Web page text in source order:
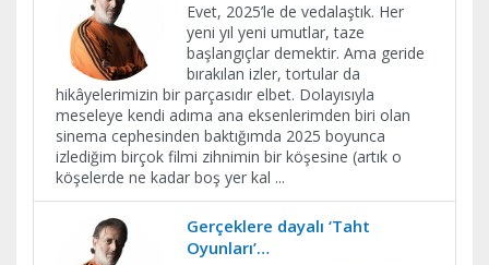
Evet, 2025’le de vedalaştık. Her
yeni yıl yeni umutlar, taze
başlangıçlar demektir. Ama geride
bırakılan izler, tortular da
hikâyelerimizin bir parçasıdır elbet. Dolayısıyla
meseleye kendi adıma ana eksenlerimden biri olan
sinema cephesinden baktığımda 2025 boyunca
izlediğim birçok filmi zihnimin bir köşesine (artık o
köşelerde ne kadar boş yer kal ...
Gerçeklere dayalı ‘Taht
Oyunları’…